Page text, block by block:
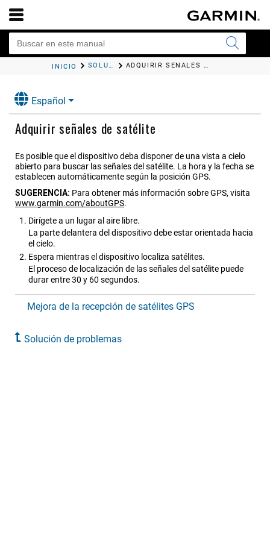
INICIO SOLUCIÓN DE PROBLEMAS ADQUIRIR SEÑALES DE SATÉLITE
Español
Adquirir señales de satélite
Es posible que el dispositivo deba disponer de una vista a cielo
abierto para buscar las señales del satélite. La hora y la fecha se
establecen automáticamente según la posición GPS.
SUGERENCIA: Para obtener más información sobre GPS, visita
www.garmin.com/aboutGPS.
Dirígete a un lugar al aire libre.
La parte delantera del dispositivo debe estar orientada hacia
el cielo.
Espera mientras el dispositivo localiza satélites.
El proceso de localización de las señales del satélite puede
durar entre 30 y 60 segundos.
Mejora de la recepción de satélites GPS
Solución de problemas